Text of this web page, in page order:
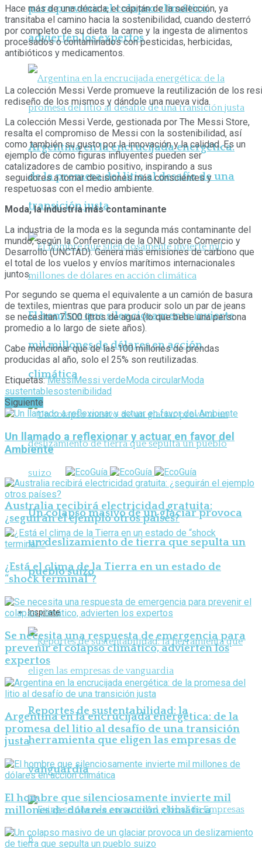
para prevenir el colapso climático,
advierten los expertos
Argentina en la encrucijada energética:
de la promesa del litio al desafío de una
transición justa
El hombre que silenciosamente invierte
mil millones de dólares en acción
climática
Un colapso masivo de un glaciar provoca
un deslizamiento de tierra que sepulta un
pueblo suizo
Inspirate
Reportes de sustentabilidad: la
herramienta que eligen las empresas de
vanguardia
Hace más de una década, el capitán de la selección, ya
transitaba el camino hacia la sostenibilidad, cuando desterró
por completo de su dieta la carne y la ingesta de alimentos
procesados o contaminados con pesticidas, herbicidas,
antibióticos y medicamentos.
La colección Messi Verde promueve la reutilización de los
rediseño de los mismos y dándole una nueva vida.
La colección Messi Verde, gestionada por The Messi Store,
resalta el compromiso de Messi con la sostenibilidad, así
como también su gusto por la innovación y la calidad. Es un
ejemplo de cómo figuras influyentes pueden ser
catalizadores de cambio positivo, inspirando a sus
seguidores a tomar decisiones más conscientes y
respetuosas con el medio ambiente.
Moda, la industria más contaminante
La industria de la moda es la segunda más contaminante del
mundo, según la Conferencia de la ONU sobre Comercio y
Desarrollo (UNCTAD). Genera más emisiones de carbono que
el total de los vuelos y envíos marítimos internacionales
juntos.
Por segundo se quema el equivalente a un camión de basura
de textiles, mientras que para producir solo un par de jeans
se necesitan 7.500 litros de agua (lo que bebe una persona
promedio a lo largo de siete años).
Cabe mencionar que de las 100 millones de prendas
producidas al año, solo el 25% son reutilizadas.
Etiquetas: MessiMessi verdeModa circularModa
sustentablesostenibilidad
Siguiente
Un llamado a reflexionar y actuar en favor del
Ambiente
Australia recibirá electricidad gratuita:
¿seguirán el ejemplo otros países?
¿Está el clima de la Tierra en un estado de
“shock terminal”?
Se necesita una respuesta de emergencia para
prevenir el colapso climático, advierten los
expertos
Argentina en la encrucijada energética: de la
promesa del litio al desafío de una transición
justa
El hombre que silenciosamente invierte mil
millones de dólares en acción climática